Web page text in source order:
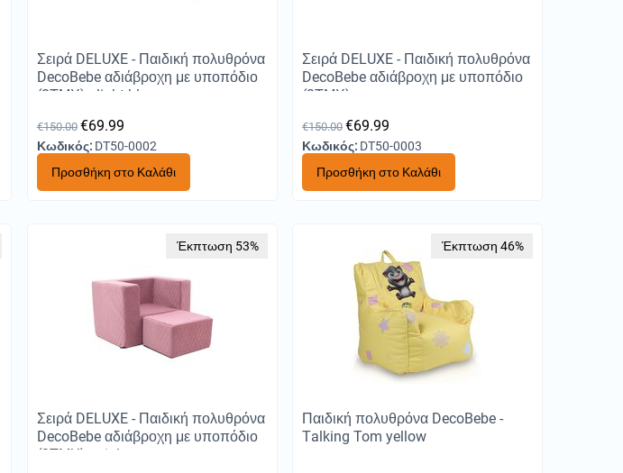
Σειρά DELUXE - Παιδική πολυθρόνα
DecoBebe αδιάβροχη με υποπόδιο
(2ΤΜΧ) - light blue
€150.00 €69.99
Κωδικός: DT50-0002
Προσθήκη στο Καλάθι
Σειρά DELUXE - Παιδική πολυθρόνα
DecoBebe αδιάβροχη με υποπόδιο
(2ΤΜΧ) - grey
€150.00 €69.99
Κωδικός: DT50-0003
Προσθήκη στο Καλάθι
Έκπτωση 53%
Σειρά DELUXE - Παιδική πολυθρόνα
DecoBebe αδιάβροχη με υποπόδιο
(2ΤΜΧ) - pink
Έκπτωση 46%
Παιδική πολυθρόνα DecoBebe -
Τalking Tom yellow